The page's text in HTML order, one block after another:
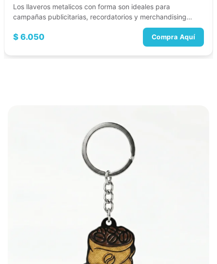
Los llaveros metalicos con forma son ideales para
campañas publicitarias, recordatorios y merchandising
$ 6.050 Compra Aquí